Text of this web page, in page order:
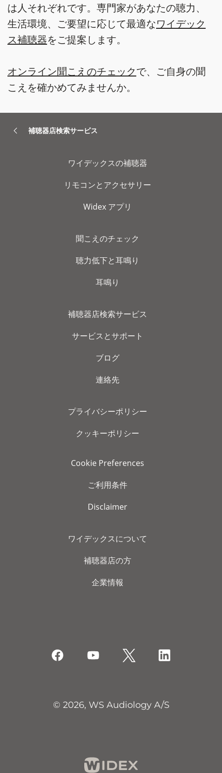
は人それぞれです。専門家があなたの聴力、
生活環境、ご要望に応じて最適なワイデック
ス補聴器をご提案します。
オンライン聞こえのチェックで、ご自身の聞
こえを確かめてみませんか。
補聴器店検索サービス
ワイデックスの補聴器
リモコンとアクセサリー
Widex アプリ
聞こえのチェック
聴力低下と耳鳴り
耳鳴り
補聴器店検索サービス
サービスとサポート
ブログ
連絡先
プライバシーポリシー
クッキーポリシー
Cookie Preferences
ご利用条件
Disclaimer
ワイデックスについて
補聴器店の方
企業情報
© 2026, WS Audiology A/S